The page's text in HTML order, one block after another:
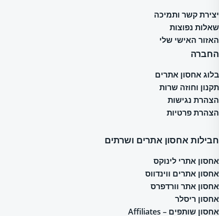
יצירת קשר ותמיכה
שאלות נפוצות
האזור האישי שלי
החברה
בלוג אחסון אתרים
תקנון וחוזה שרות
הצהרת נגישות
הצהרת פרטיות
חבילות אחסון אתרים ושרתים
אחסון אתרי לינוקס
אחסון אתרים ווינדווס
אחסון אתר וורדפרס
אחסון ריסלר
אחסון שותפים – Affiliates